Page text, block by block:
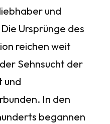
und
Ursprünge des
reichen weit
Sehnsucht der
und
In den
begannen